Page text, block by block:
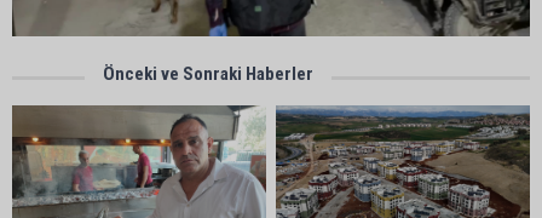
Önceki ve Sonraki Haberler